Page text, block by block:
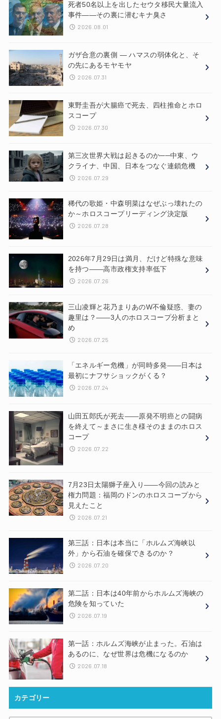
死者50名以上を出したセウタ移民大量流入
事件——その裏に潜むキナ臭さ
2026.08.01
ガザ合意の裏側 ― ハマスの弱体化と、そ
の先にあるモヤモヤ
2026.07.31
東野圭吾が大腸癌で死去、四柱推命とホロ
スコープ
2026.07.30
第三次世界大戦は起きるのか──中東、ウ
クライナ、中国、日本をつなぐ連鎖危機
2026.07.29
稀代の歌姫・中森明菜はなぜぶっ壊れたの
か～ホロスコープリーディング決定版
2026.07.28
2026年7月29日は満月、だけど特殊な意味
を持つ——高市政権支持率低下
2026.07.26
三山凌輝と花乃まりあのW不倫疑惑、妻の
趣里は？——3人のホロスコープ分析まと
め
2026.07.25
「エネルギー危機」が同時多発——日本は
最初にナフサショックがくる？
2026.07.24
山田五郎氏が死去——原発不明癌との闘病
を終えて～まさに生き様そのままのホロス
コープ
2026.07.22
7月23日太陽獅子座入り——今回の読みと
権力問題：福岡のドンのホロスコープから
見えたこと
2026.07.21
第三話：日本は本当に「ホルムズ海峡以
外」から石油を確保できるのか？
2026.07.20
第二話：日本は40年前からホルムズ海峡の
危険を知っていた
2026.07.19
第一話：ホルムズ海峡が止まった。石油は
あるのに、なぜ世界は危機になるのか
2026.07.18
カテゴリー